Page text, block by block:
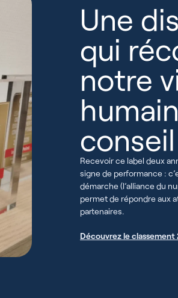
Une
qui
notre
conseil
Recevoir ce label deux
signe de performance :
démarche (l’alliance du
permet de répondre aux
partenaires.
Découvrez le classement